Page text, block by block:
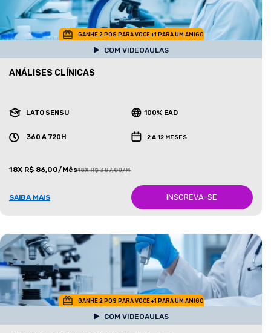
GANHE 2 POS PARA VOCE +1 PARA UM AMIGO
COM VIDEOAULAS
ANÁLISES CLÍNICAS
LATO SENSU 100% EAD
360 A 720H 2 A 12 MESES
18X R$ 86,00/Mês18X R$ 387,00/Mês
SAIBA MAIS INSCREVA-SE
GANHE 2 POS PARA VOCE +1 PARA UM AMIGO
COM VIDEOAULAS